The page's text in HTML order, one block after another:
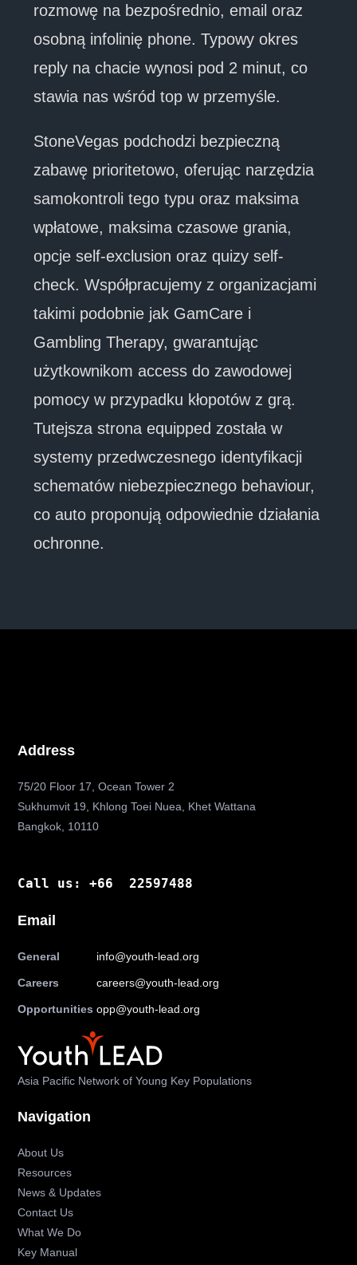
rozmowę na bezpośrednio, email oraz
osobną infolinię phone. Typowy okres
reply na chacie wynosi pod 2 minut, co
stawia nas wśród top w przemyśle.
StoneVegas podchodzi bezpieczną
zabawę prioritetowo, oferując narzędzia
samokontroli tego typu oraz maksima
wpłatowe, maksima czasowe grania,
opcje self-exclusion oraz quizy self-
check. Współpracujemy z organizacjami
takimi podobnie jak GamCare i
Gambling Therapy, gwarantując
użytkownikom access do zawodowej
pomocy w przypadku kłopotów z grą.
Tutejsza strona equipped została w
systemy przedwczesnego identyfikacji
schematów niebezpiecznego behaviour,
co auto proponują odpowiednie działania
ochronne.
Address
75/20 Floor 17, Ocean Tower 2
Sukhumvit 19, Khlong Toei Nuea, Khet Wattana
Bangkok, 10110
Call us: +66 22597488
Email
General info@youth-lead.org
Careers careers@youth-lead.org
Opportunities opp@youth-lead.org
Asia Pacific Network of Young Key Populations
Navigation
About Us
Resources
News & Updates
Contact Us
What We Do
Key Manual